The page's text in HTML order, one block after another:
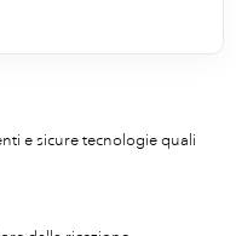
e sicure tecnologie quali